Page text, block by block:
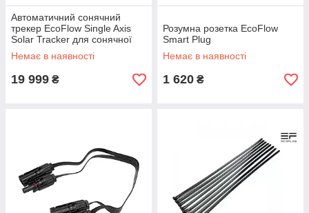
Автоматичний сонячний
трекер EcoFlow Single Axis
Solar Tracker для сонячної
панелі на 400 Вт
Немає в наявності
19 999 ₴
Розумна розетка EcoFlow
Smart Plug
Немає в наявності
1 620 ₴